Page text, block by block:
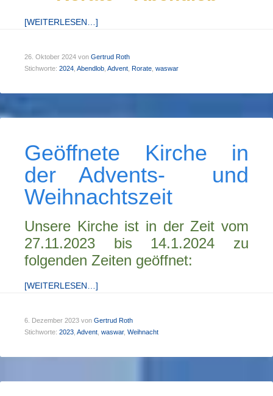
[WEITERLESEN…]
26. Oktober 2024 von Gertrud Roth
Stichworte: 2024 Abendlob Advent Rorate waswar
Geöffnete Kirche in
der Advents- und
Weihnachtszeit
Unsere Kirche ist in der Zeit vom
27.11.2023 bis 14.1.2024 zu
folgenden Zeiten geöffnet:
[WEITERLESEN…]
6. Dezember 2023 von Gertrud Roth
Stichworte: 2023 Advent waswar, Weihnacht